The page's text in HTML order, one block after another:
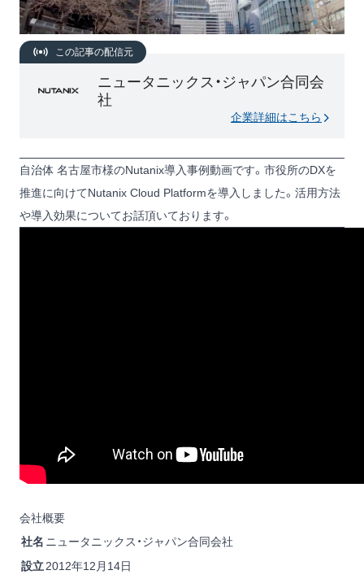
この記事の配信元
ニュータニックス・ジャパン合同会
社
企業詳細はこちら
自治体 名古屋市様のNutanix導入事例動画です。市役所のDXを
推進に向けてNutanix Cloud Platformを導入しました。活用方法
や導入効果についてお話頂いております。
会社概要
社名 ニュータニックス・ジャパン合同会社
設立 2012年12月14日